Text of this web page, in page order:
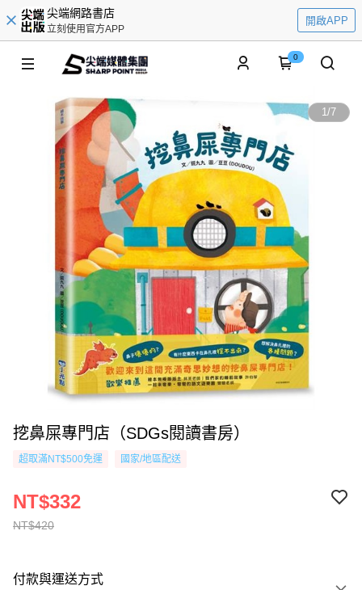
尖端網路書店
立刻使用官方APP
開啟APP
0
1/7
挖鼻屎專門店（SDGs閱讀書房）
超取滿NT$500免運 國家/地區配送
NT$420
NT$332
付款與運送方式